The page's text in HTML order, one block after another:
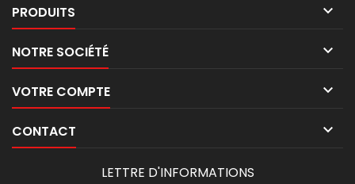
PRODUITS 
NOTRE SOCIÉTÉ 
VOTRE COMPTE 
CONTACT 
LETTRE D'INFORMATIONS